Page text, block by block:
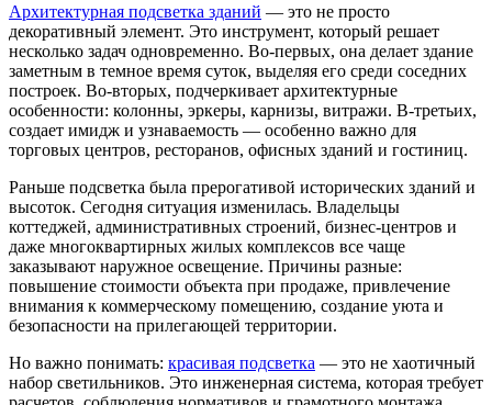
Архитектурная подсветка зданий — это не просто
декоративный элемент. Это инструмент, который решает
несколько задач одновременно. Во-первых, она делает здание
заметным в темное время суток, выделяя его среди соседних
построек. Во-вторых, подчеркивает архитектурные
особенности: колонны, эркеры, карнизы, витражи. В-третьих,
создает имидж и узнаваемость — особенно важно для
торговых центров, ресторанов, офисных зданий и гостиниц.
Раньше подсветка была прерогативой исторических зданий и
высоток. Сегодня ситуация изменилась. Владельцы
коттеджей, административных строений, бизнес-центров и
даже многоквартирных жилых комплексов все чаще
заказывают наружное освещение. Причины разные:
повышение стоимости объекта при продаже, привлечение
внимания к коммерческому помещению, создание уюта и
безопасности на прилегающей территории.
Но важно понимать: красивая подсветка — это не хаотичный
набор светильников. Это инженерная система, которая требует